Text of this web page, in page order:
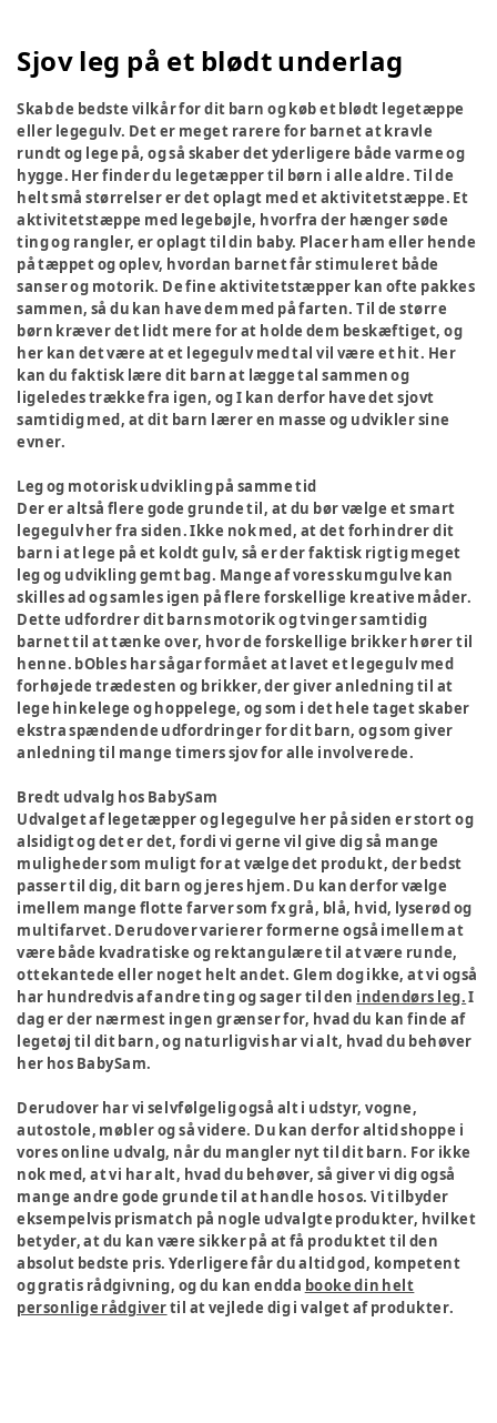
Sjov leg på et blødt underlag
Skab de bedste vilkår for dit barn og køb et blødt legetæppe
eller legegulv. Det er meget rarere for barnet at kravle
rundt og lege på, og så skaber det yderligere både varme og
hygge. Her finder du legetæpper til børn i alle aldre. Til de
helt små størrelser er det oplagt med et aktivitetstæppe. Et
aktivitetstæppe med legebøjle, hvorfra der hænger søde
ting og rangler, er oplagt til din baby. Placer ham eller hende
på tæppet og oplev, hvordan barnet får stimuleret både
sanser og motorik. De fine aktivitetstæpper kan ofte pakkes
sammen, så du kan have dem med på farten. Til de større
børn kræver det lidt mere for at holde dem beskæftiget, og
her kan det være at et legegulv med tal vil være et hit. Her
kan du faktisk lære dit barn at lægge tal sammen og
ligeledes trække fra igen, og I kan derfor have det sjovt
samtidig med, at dit barn lærer en masse og udvikler sine
evner.
Leg og motorisk udvikling på samme tid
Der er altså flere gode grunde til, at du bør vælge et smart
legegulv her fra siden. Ikke nok med, at det forhindrer dit
barn i at lege på et koldt gulv, så er der faktisk rigtig meget
leg og udvikling gemt bag. Mange af vores skumgulve kan
skilles ad og samles igen på flere forskellige kreative måder.
Dette udfordrer dit barns motorik og tvinger samtidig
barnet til at tænke over, hvor de forskellige brikker hører til
henne. bObles har sågar formået at lavet et legegulv med
forhøjede trædesten og brikker, der giver anledning til at
lege hinkelege og hoppelege, og som i det hele taget skaber
ekstra spændende udfordringer for dit barn, og som giver
anledning til mange timers sjov for alle involverede.
Bredt udvalg hos BabySam
Udvalget af legetæpper og legegulve her på siden er stort og
alsidigt og det er det, fordi vi gerne vil give dig så mange
muligheder som muligt for at vælge det produkt, der bedst
passer til dig, dit barn og jeres hjem. Du kan derfor vælge
imellem mange flotte farver som fx grå, blå, hvid, lyserød og
multifarvet. Derudover varierer formerne også imellem at
være både kvadratiske og rektangulære til at være runde,
ottekantede eller noget helt andet. Glem dog ikke, at vi også
har hundredvis af andre ting og sager til den indendørs leg.I
dag er der nærmest ingen grænser for, hvad du kan finde af
legetøj til dit barn, og naturligvis har vi alt, hvad du behøver
her hos BabySam.
Derudover har vi selvfølgelig også alt i udstyr, vogne,
autostole, møbler og så videre. Du kan derfor altid shoppe i
vores online udvalg, når du mangler nyt til dit barn. For ikke
nok med, at vi har alt, hvad du behøver, så giver vi dig også
mange andre gode grunde til at handle hos os. Vi tilbyder
eksempelvis prismatch på nogle udvalgte produkter, hvilket
betyder, at du kan være sikker på at få produktet til den
absolut bedste pris. Yderligere får du altid god, kompetent
og gratis rådgivning, og du kan endda booke din helt
personlige rådgivertil at vejlede dig i valget af produkter.